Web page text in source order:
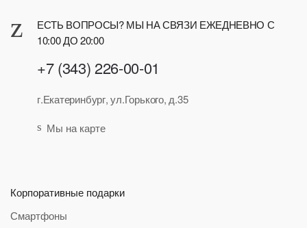
ЕСТЬ ВОПРОСЫ? МЫ НА СВЯЗИ ЕЖЕДНЕВНО С
10:00 ДО 20:00
+7 (343) 226-00-01
г.Екатеринбург, ул.Горького, д.35
Мы на карте
Корпоративные подарки
Смартфоны